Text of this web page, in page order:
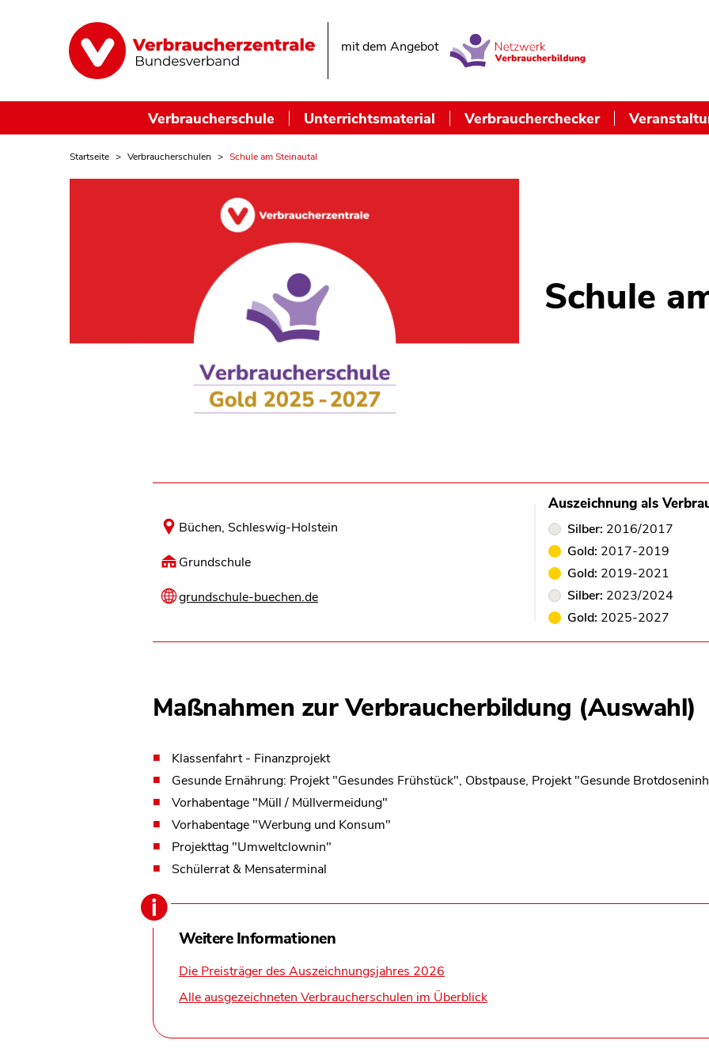
mit dem Angebot
Verbraucherschule Unterrichtsmaterial Verbraucherchecker
Startseite Verbraucherschulen Schule am Steinautal
Schule
Büchen, Schleswig-Holstein
Grundschule
grundschule-buechen.de
Auszeichnung als
Silber: 2016/2017
Gold: 2017-2019
Gold: 2019-2021
Silber: 2023/2024
Gold: 2025-2027
Maßnahmen zur Verbraucherbildung (Auswahl)
Klassenfahrt - Finanzprojekt
Gesunde Ernährung: Projekt "Gesundes Frühstück", Obstpause, Projekt "Gesunde
Vorhabentage "Müll / Müllvermeidung"
Vorhabentage "Werbung und Konsum"
Projekttag "Umweltclownin"
Schülerrat & Mensaterminal
Weitere Informationen
Die Preisträger des Auszeichnungsjahres 2026
Alle ausgezeichneten Verbraucherschulen im Überblick